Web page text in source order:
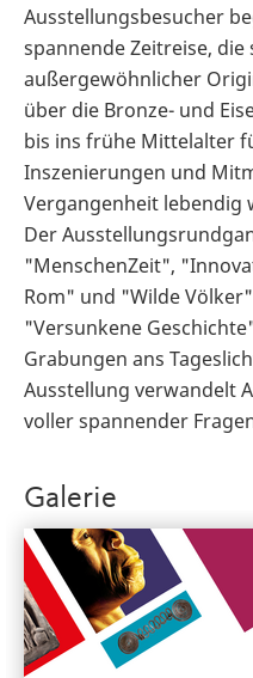
Ausstellungsbesucher
spannende Zeitreise, die
außergewöhnlicher
über die Bronze- und
bis ins frühe Mittelalter
Inszenierungen und
Vergangenheit lebendig
Der
"MenschenZeit",
Rom" und "Wilde
"Versunkene
Grabungen ans
Ausstellung verwandelt
voller spannender
Galerie